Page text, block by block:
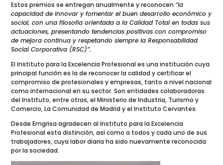
Estos premios se entregan anualmente y reconocen“la
capacidad de innovar y fomentar el buen desarrollo económico y
social, con una filosofía orientada a la Calidad Total en todas sus
actuaciones, presentando tendencias positivas con compromiso
de mejora continua y respetando siempre la Responsabilidad
Social Corporativa (RSC)”.
El Instituto para la Excelencia Profesional es una institución cuya
principal función es la de reconocer la calidad y certificar el
compromiso de profesionales y empresas, tanto a nivel nacional
como internacional en su sector. Son entidades colaboradoras
del Instituto, entre otras, el Ministerio de Industria, Turismo y
Comercio, La Comunidad de Madrid y el Instituto Cervantes.
Desde Emgrisa agradecen al Instituto para la Excelencia
Profesional esta distinción, así como a todos y cada uno de sus
trabajadores, cuya labor diaria ha sido nuevamente reconocida
por la sociedad.